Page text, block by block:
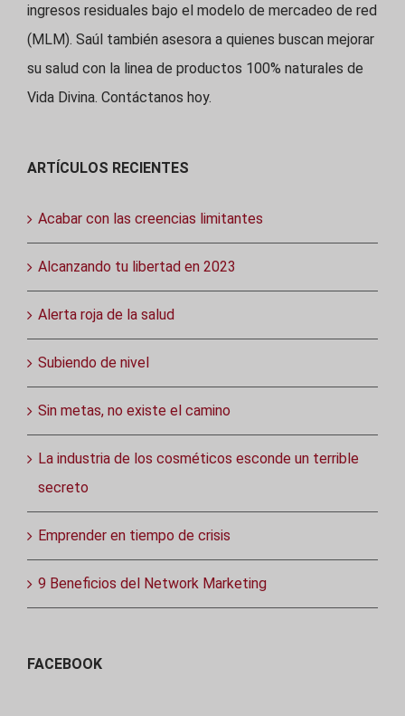
ingresos residuales bajo el modelo de mercadeo de red
(MLM). Saúl también asesora a quienes buscan mejorar
su salud con la linea de productos 100% naturales de
Vida Divina. Contáctanos hoy.
ARTÍCULOS RECIENTES
Acabar con las creencias limitantes
Alcanzando tu libertad en 2023
Alerta roja de la salud
Subiendo de nivel
Sin metas, no existe el camino
La industria de los cosméticos esconde un terrible
secreto
Emprender en tiempo de crisis
9 Beneficios del Network Marketing
FACEBOOK